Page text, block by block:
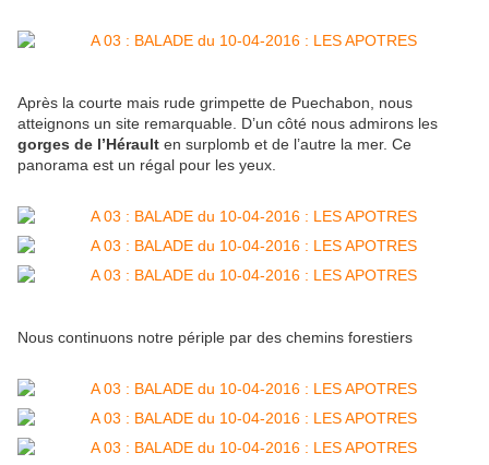
Après la courte mais rude grimpette de Puechabon, nous
atteignons un site remarquable. D’un côté nous admirons les
gorges de l’Hérault en surplomb et de l’autre la mer. Ce
panorama est un régal pour les yeux.
Nous continuons notre périple par des chemins forestiers